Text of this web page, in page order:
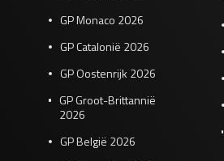
GP Monaco 2026
GP Catalonië 2026
GP Oostenrijk 2026
GP Groot-Brittannië
2026
GP België 2026